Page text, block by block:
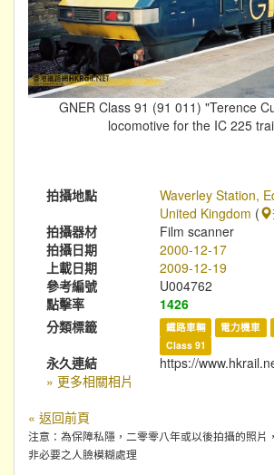
GNER Class 91 (91 011) "Terence
locomotive for the IC 225
拍攝地點
Waverley Station,
United Kingdom (
拍攝器材
Film scanner
拍攝日期
2000-12-17
上載日期
2009-12-19
參考編號
U004762
點擊率
1426
分類標籤
鐵路車輛 電力機車
Class 91
永久連結
https://
» 更多相關相片
« 返回前頁
注意：為保障私隱，二零零八年或以後拍攝的照片
非必要之人臉模糊處理